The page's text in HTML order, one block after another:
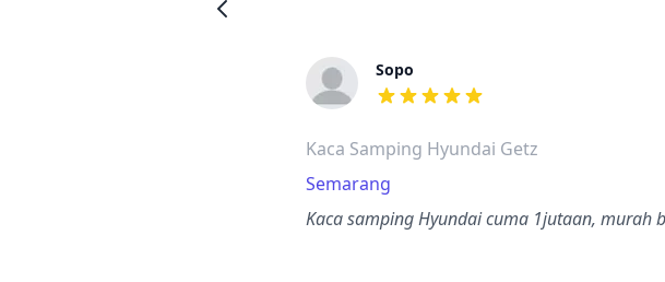
Sopo
dari ulasan adalah bintang lima
Kaca Samping Hyundai Getz
Semarang
Kaca samping Hyundai cuma 1jutaan, murah